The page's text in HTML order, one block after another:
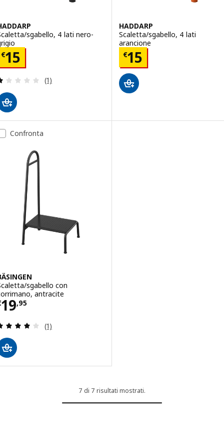
sgabello, 4 lati nero-
€15 € 15
Recensione: 1 fuori da 5 stelle. Totale recensioni:
(1)
HADDARP
Scaletta/sgabello, 4 lati
arancione
€15
Prezzo € 15
Confronta
sgabello con
antracite
19,95 € 19,95
Recensione: 4 fuori da 5 stelle. Totale recensioni:
(1)
7 di 7 risultati mostrati.